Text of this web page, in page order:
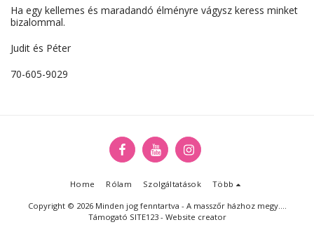
Ha egy kellemes és maradandó élményre vágysz keress minket
bizalommal.
Judit és Péter
70-605-9029
Home Rólam Szolgáltatások Több
Copyright © 2026 Minden jog fenntartva - A masszőr házhoz megy....
Támogató SITE123- Website creator